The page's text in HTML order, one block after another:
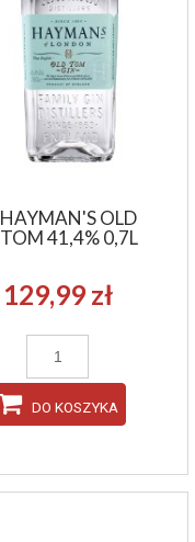
HAYMAN'S OLD
TOM 41,4% 0,7L
129,99 zł
DO KOSZYKA